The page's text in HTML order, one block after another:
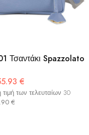
Τσαντάκι Spazzolato
€
των τελευταίων 30
€